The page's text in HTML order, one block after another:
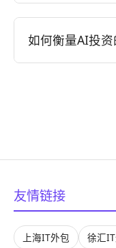
创新压力和效率
如何开展规划工
和效果评估等环
演练掌握这些方
如何衡量AI投资
AI ROI评估模型
友情链接
上海IT外包 徐汇